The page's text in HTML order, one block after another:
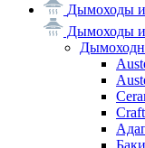
Дымоходы
Дымоходы
Craft
Баки